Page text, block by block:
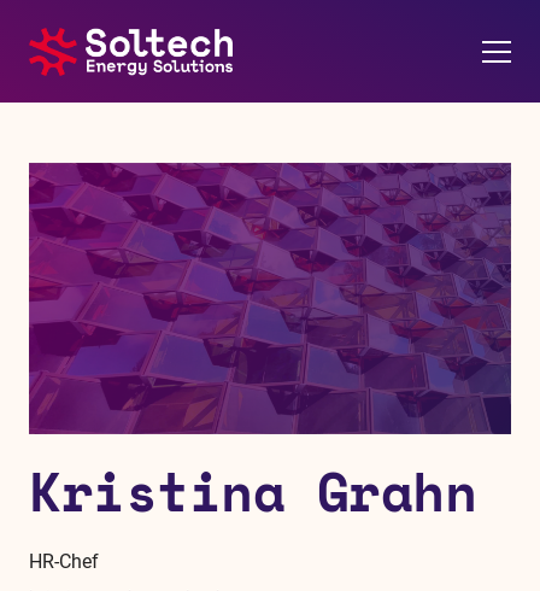
Kontakt
Nyheter
Energilösningar
Referenser
Karriär
Kristina Grahn
HR-Chef